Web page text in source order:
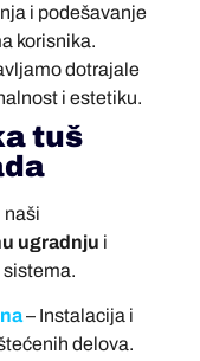
i podešavanje
korisnika.
dotrajale
i estetiku.
tuš
naši
ugradnju i
sistema.
– Instalacija i
delova.